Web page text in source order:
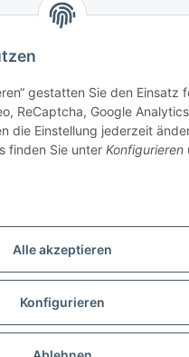
Alle akzeptieren
Konfigurieren
gestatten Sie den Einsatz
ReCaptcha, Google
die Einstellung jederzeit
finden Sie unter Konfigurieren